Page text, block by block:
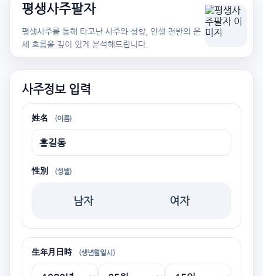
평생사주팔자
평생사주를 통해 타고난 사주와 성향, 인생 전반의 운
세 흐름을 깊이 있게 분석해드립니다.
사주정보 입력
姓名 (이름)
性別 (성별)
남자 여자
生年月日時 (생년월일시)